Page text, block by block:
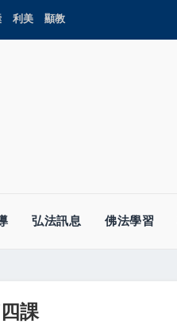
利美 顯教
弘法訊息 佛法學習
課